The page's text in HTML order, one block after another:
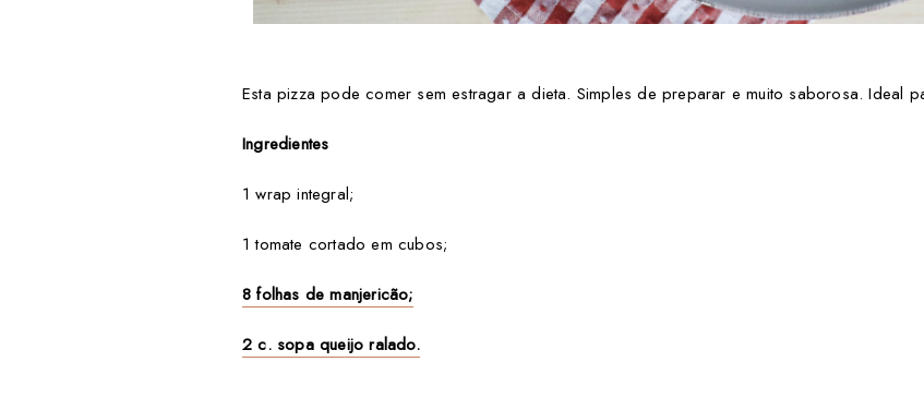
Esta pizza pode comer sem estragar a dieta. Simples de preparar e muito saborosa. Ideal
Ingredientes
1 wrap integral;
1 tomate cortado em cubos;
8 folhas de manjericão;
2 c. sopa queijo ralado.